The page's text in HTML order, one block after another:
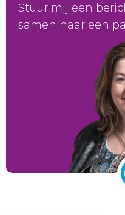
Stuur mij een
samen naar een